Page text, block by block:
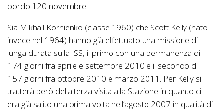
bordo il 20 novembre.
Sia Mikhail Kornienko (classe 1960) che Scott Kelly (nato
invece nel 1964) hanno già effettuato una missione di
lunga durata sulla ISS, il primo con una permanenza di
174 giorni fra aprile e settembre 2010 e il secondo di
157 giorni fra ottobre 2010 e marzo 2011. Per Kelly si
tratterà però della terza visita alla Stazione in quanto ci
era già salito una prima volta nell’agosto 2007 in qualità di